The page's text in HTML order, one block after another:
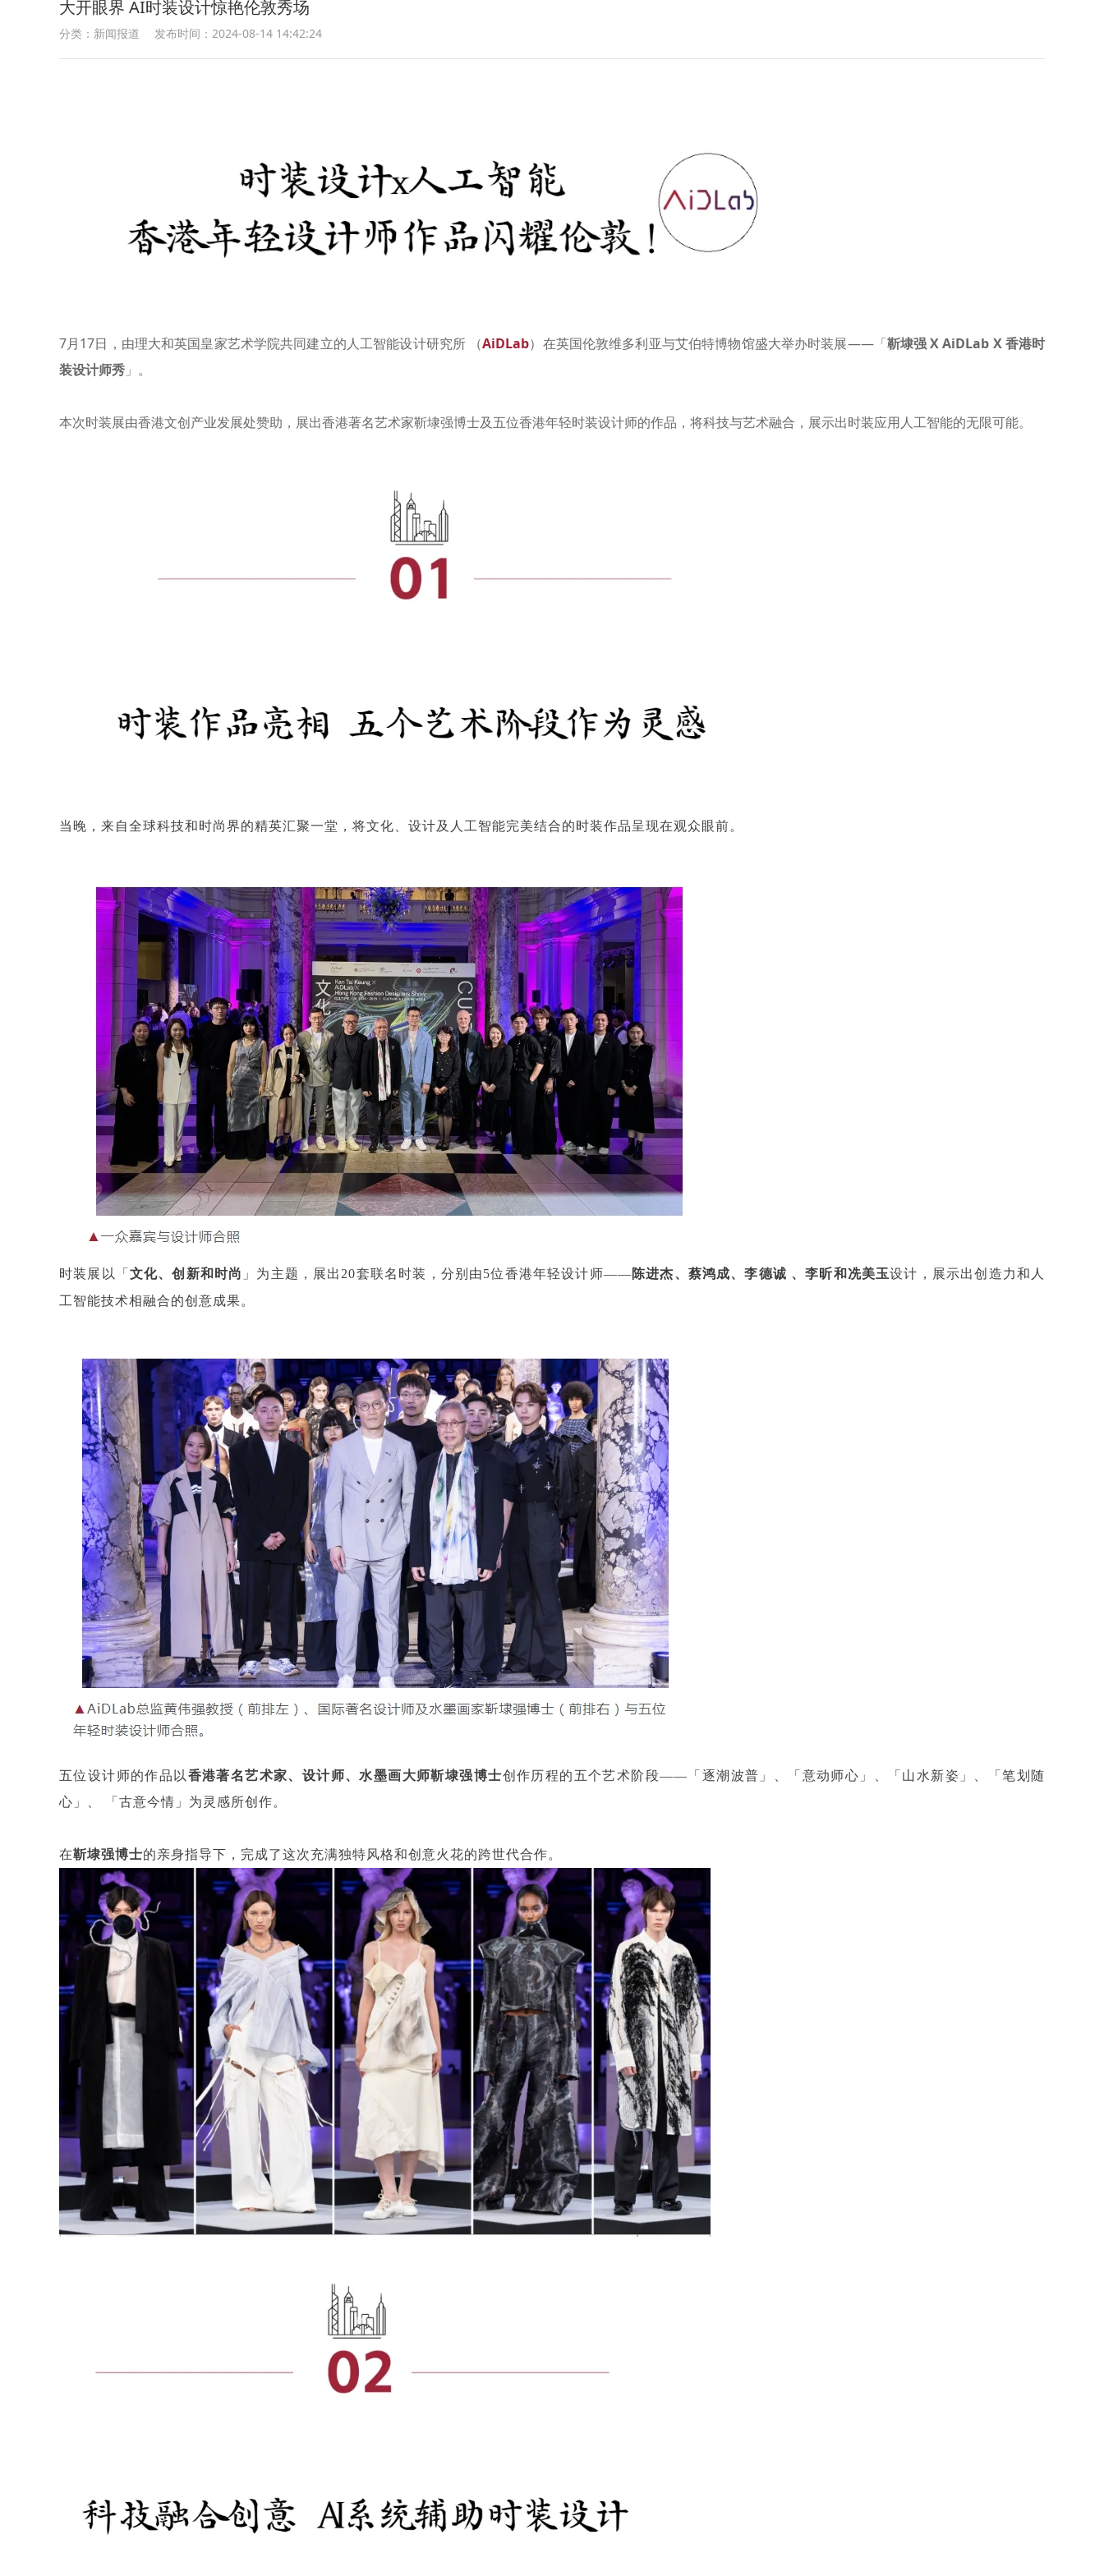
大开眼界 AI时装设计惊艳伦敦秀场
分类：新闻报道 发布时间：2024-08-14 14:42:24
7月17日，由理大和英国皇家艺术学院共同建立的人工智能设计研究所 （AiDLab）在英国伦敦维多利亚与艾伯特博物馆盛大举办时装展——「靳埭强 X AiDLab X 香港时
装设计师秀 」。
本次时装展由香港文创产业发展处赞助，展出香港著名艺术家靳埭强博士及五位香港年轻时装设计师的作品，将科技与艺术融合，展示出时装应用人工智能的无限可能。
当晚，来自全球科技和时尚界的精英汇聚一堂，将文化、设计及人工智能完美结合的时装作品呈现在观众眼前。
时装展以「 文化、创新和时尚 」为主题，展出20套联名时装，分别由5位香港年轻设计师——陈进杰、蔡鸿成、李德诚 、李昕和冼美玉设计，展示出创造力和人
工智能技术相融合的创意成果。
五位设计师的作品以 香港著名艺术家、设计师、水墨画大师靳埭强博士创作历程的五个艺术阶段——「逐潮波普」、「意动师心」、「山水新姿」、「笔划随
心」、 「古意今情」为灵感所创作。
在靳埭强博士的亲身指导下，完成了这次充满独特风格和创意火花的跨世代合作。